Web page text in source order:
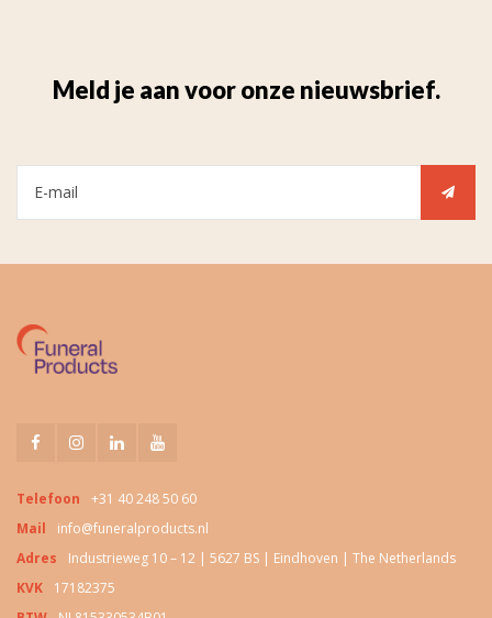
Meld je aan voor onze nieuwsbrief.
Telefoon
+31 40 248 50 60
Mail
info@funeralproducts.nl
Adres
Industrieweg 10 – 12 | 5627 BS | Eindhoven | The Netherlands
KVK
17182375